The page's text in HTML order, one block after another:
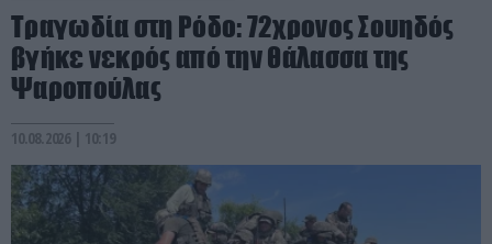
Τραγωδία στη Ρόδο: 72χρονος Σουηδός
βγήκε νεκρός από την θάλασσα της
Ψαροπούλας
10.08.2026 | 10:19